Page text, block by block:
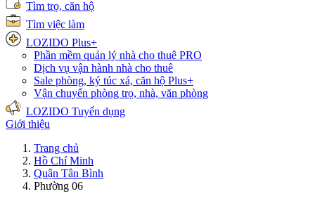
Tìm trọ, căn hộ
Tìm việc làm
LOZIDO Plus+
Phần mềm quản lý nhà cho thuê PRO
Dịch vụ vận hành nhà cho thuê
Sale phòng, ký túc xá, căn hộ Plus+
Vận chuyển phòng trọ, nhà, văn phòng
LOZIDO Tuyển dụng
Giới thiệu
Trang chủ
Hồ Chí Minh
Quận Tân Bình
Phường 06